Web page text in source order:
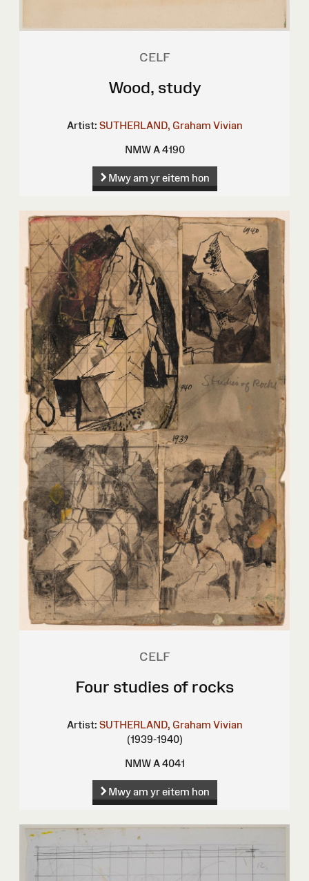
CELF
Wood, study
Artist: SUTHERLAND, Graham Vivian
NMW A 4190
Mwy am yr eitem hon
CELF
Four studies of rocks
Artist: SUTHERLAND, Graham Vivian
(1939-1940)
NMW A 4041
Mwy am yr eitem hon